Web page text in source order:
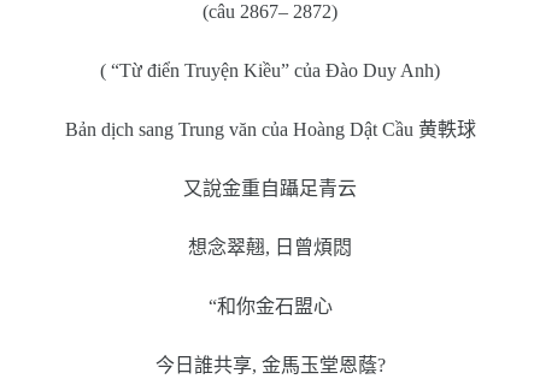
(câu 2867– 2872)
( “Từ điển Truyện Kiều” của Đào Duy Anh)
Bản dịch sang Trung văn của Hoàng Dật Cầu 黄軼球
又說金重自躡足青云
想念翠翹, 日曾煩悶
“和你金石盟心
今日誰共享, 金馬玉堂恩蔭?